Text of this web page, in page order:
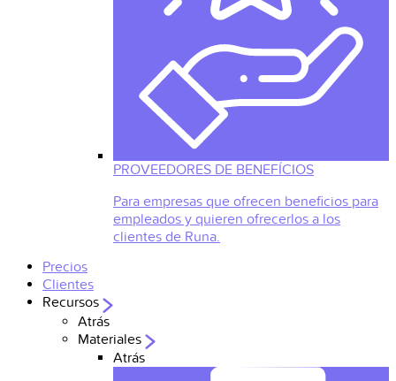
PROVEEDORES DE BENEFÍCIOS
Para empresas que ofrecen beneficios para
empleados y quieren ofrecerlos a los
clientes de Runa.
Precios
Clientes
Recursos
Atrás
Materiales
Atrás